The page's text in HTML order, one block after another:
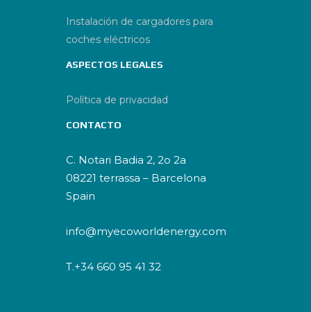
Instalación de cargadores para
coches eléctricos
ASPECTOS LEGALES
Política de privacidad
CONTACTO
C. Notari Badia 2, 2o 2a
08221 terrassa – Barcelona
Spain
info@myecoworldenergy.com
T.+34 660 95 41 32